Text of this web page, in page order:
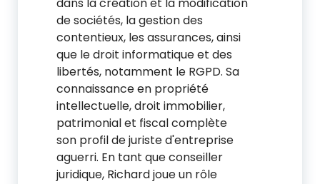
de sociétés, la gestion des
contentieux, les assurances, ainsi
que le droit informatique et des
libertés, notamment le RGPD. Sa
connaissance en propriété
intellectuelle, droit immobilier,
patrimonial et fiscal complète
son profil de juriste d'entreprise
aguerri. En tant que conseiller
juridique, Richard joue un rôle